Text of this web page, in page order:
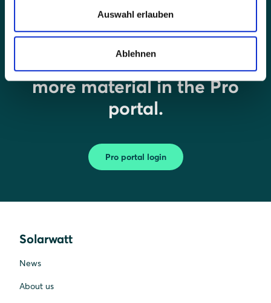
Auswahl erlauben
Ablehnen
Couldn't find what you
were looking for? There's
more material in the Pro
portal.
Pro portal login
Solarwatt
News
About us